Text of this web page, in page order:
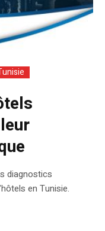
diagnostics
en Tunisie.